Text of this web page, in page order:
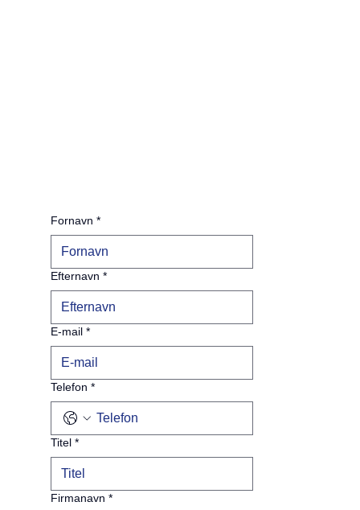
Fornavn *
Efternavn *
E-mail *
Telefon *
Titel *
Firmanavn *